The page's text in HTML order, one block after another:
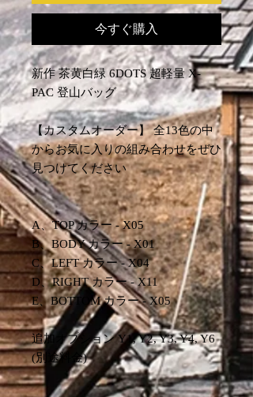
今すぐ購入
新作 茶黄白緑 6DOTS 超軽量 X-
PAC 登山バッグ
【カスタムオーダー】 全13色の中
からお気に入りの組み合わせをぜひ
見つけてください
A、TOP カラー - X05
B、BODY カラー - X01
C、LEFT カラー - X04
D、RIGHT カラー - X11
E、BOTTOM カラー - X05
追加オプション Y1, Y2, Y3, Y4, Y6
(別途料金)